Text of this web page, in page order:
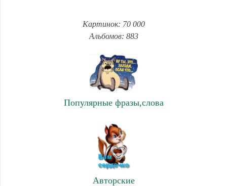
Картинок: 70 000
Альбомов: 883
Популярные фразы,слова
Авторские